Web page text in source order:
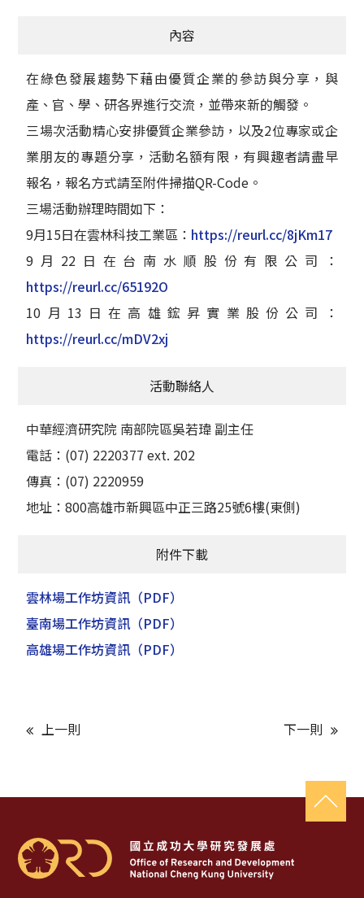
內容
在綠色發展趨勢下藉由優質企業的參訪與分享，與
產、官、學、研各界進行交流，並帶來新的觸發。
三場次活動精心安排優質企業參訪，以及2位專家或企
業朋友的專題分享，活動名額有限，有興趣者請盡早
報名，報名方式請至附件掃描QR-Code。
三場活動辦理時間如下：
9月15日在雲林科技工業區： https://reurl.cc/8jKm17
9月22日在台南水順股份有限公司：
https://reurl.cc/65192O
10月13日在高雄鋐昇實業股份公司：
https://reurl.cc/mDV2xj
活動聯絡人
中華經濟研究院 南部院區吳若瑋 副主任
電話：(07) 2220377 ext. 202
傳真：(07) 2220959
地址：800高雄市新興區中正三路25號6樓(東側)
附件下載
雲林場工作坊資訊（PDF）
臺南場工作坊資訊（PDF）
高雄場工作坊資訊（PDF）
上一則 下一則